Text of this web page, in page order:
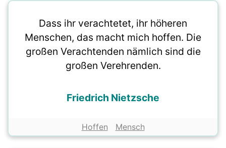
Dass ihr verachtetet, ihr höheren
Menschen, das macht mich hoffen. Die
großen Verachtenden nämlich sind die
großen Verehrenden.
Friedrich Nietzsche
Hoffen Mensch